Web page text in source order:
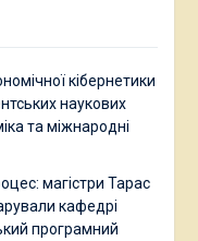
кібернетики
наукових
та міжнародні
магістри Тарас
кафедрі
програмний